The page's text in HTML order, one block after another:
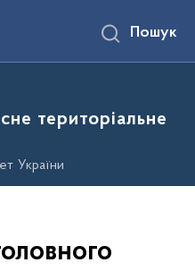
Пошук
територіальне
України